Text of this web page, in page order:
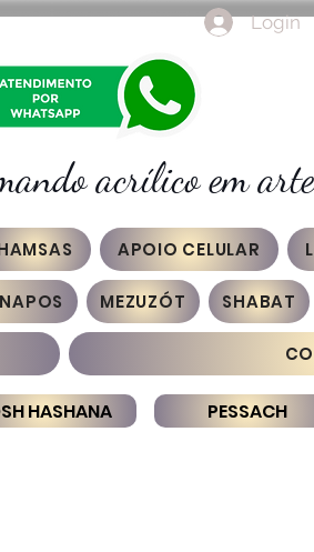
Login
acrílico em arte
APOIO CELULAR
MEZUZÓT SHABAT
HASHANA PESSACH